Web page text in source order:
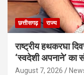
छत्तीसगढ़ राज्य
राष्ट्रीय हथकरघा
‘स्वदेशी अपनाने’ का
August 7, 2026